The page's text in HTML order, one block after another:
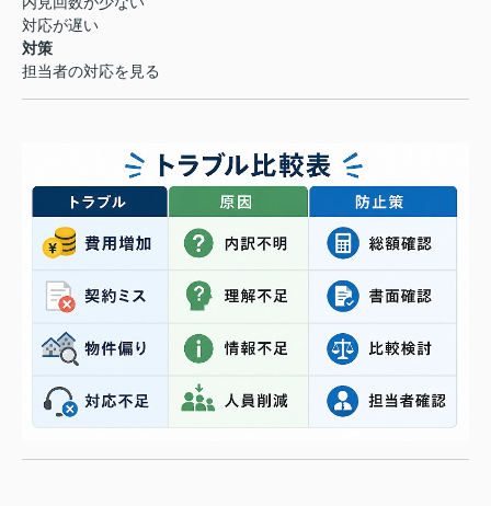
対応が遅い
対策
担当者の対応を見る